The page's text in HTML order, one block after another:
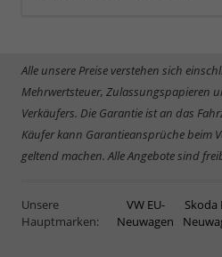
Alle unsere Preise verstehen sich
Mehrwertsteuer, Zulassungspapieren
Verkäufers. Die Garantie ist an das
Käufer kann Garantieansprüche beim
geltend machen. Alle Angebote sind
Unsere
Hauptmarken:
VW EU-
Neuwagen
Skoda